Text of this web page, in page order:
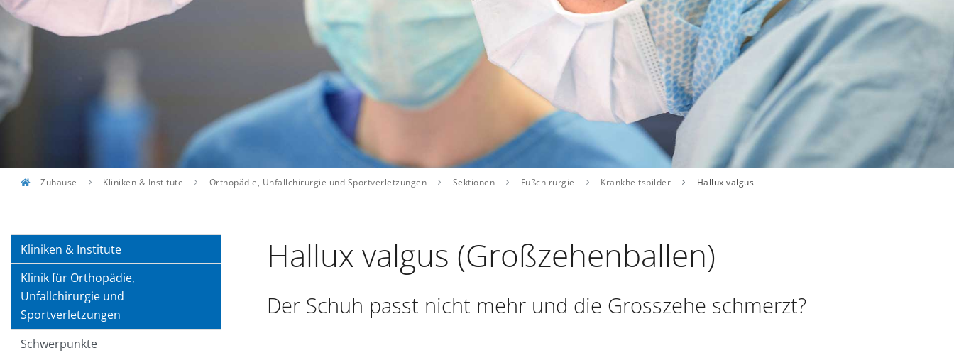
Zuhause Kliniken & Institute Orthopädie, Unfallchirurgie und Sportverletzungen Sektionen Fußchirurgie Krankheitsbilder Hallux valgus
Hallux valgus (Großzehenballen)
Der Schuh passt nicht mehr und die Grosszehe schmerzt?
Kliniken & Institute
Klinik für Orthopädie,
Unfallchirurgie und
Sportverletzungen
Schwerpunkte